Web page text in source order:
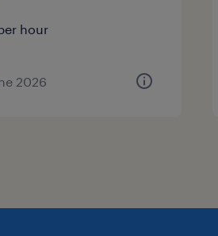
un établissement offrant
et épanouissante.
hour
2026